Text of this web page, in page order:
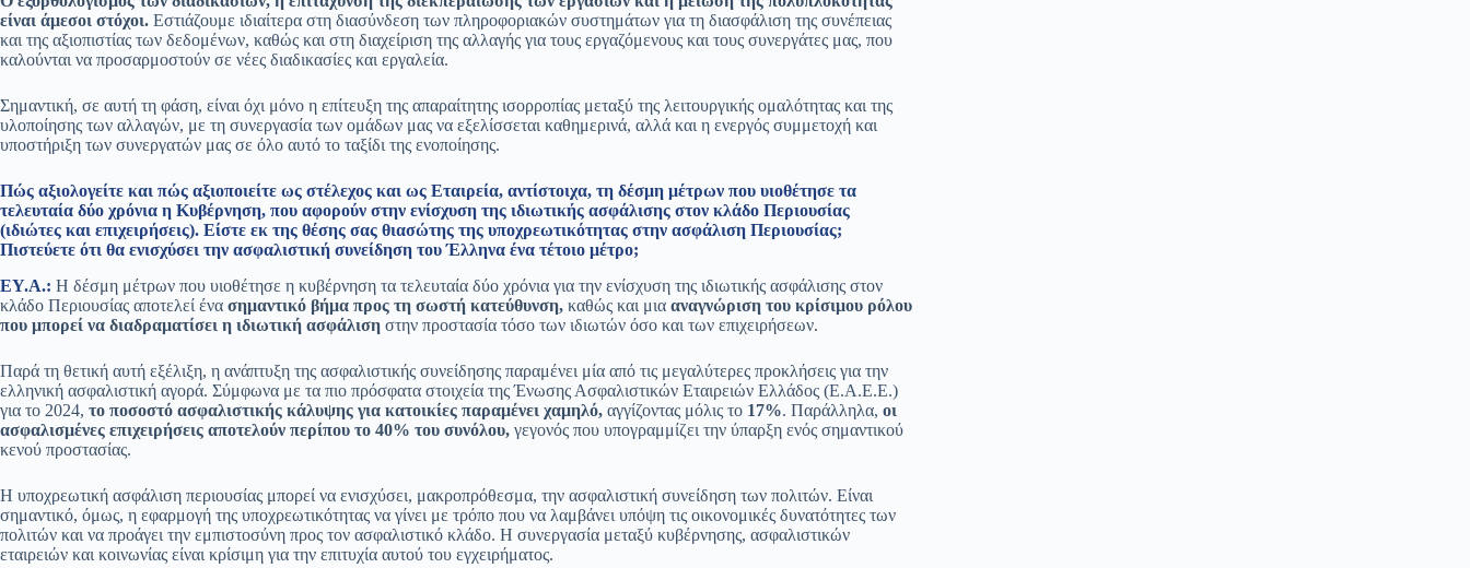
είναι άμεσοι στόχοι. Εστιάζουμε ιδιαίτερα στη διασύνδεση των πληροφοριακών συστημάτων για τη διασφάλιση της συνέπειας
και της αξιοπιστίας των δεδομένων, καθώς και στη διαχείριση της αλλαγής για τους εργαζόμενους και τους συνεργάτες μας, που
καλούνται να προσαρμοστούν σε νέες διαδικασίες και εργαλεία.
Σημαντική, σε αυτή τη φάση, είναι όχι μόνο η επίτευξη της απαραίτητης ισορροπίας μεταξύ της λειτουργικής ομαλότητας και της
υλοποίησης των αλλαγών, με τη συνεργασία των ομάδων μας να εξελίσσεται καθημερινά, αλλά και η ενεργός συμμετοχή και
υποστήριξη των συνεργατών μας σε όλο αυτό το ταξίδι της ενοποίησης.
Πώς αξιολογείτε και πώς αξιοποιείτε ως στέλεχος και ως Εταιρεία, αντίστοιχα, τη δέσμη μέτρων που υιοθέτησε τα
τελευταία δύο χρόνια η Κυβέρνηση, που αφορούν στην ενίσχυση της ιδιωτικής ασφάλισης στον κλάδο Περιουσίας
(ιδιώτες και επιχειρήσεις). Είστε εκ της θέσης σας θιασώτης της υποχρεωτικότητας στην ασφάλιση Περιουσίας;
Πιστεύετε ότι θα ενισχύσει την ασφαλιστική συνείδηση του Έλληνα ένα τέτοιο μέτρο;
ΕΥ.Α.: Η δέσμη μέτρων που υιοθέτησε η κυβέρνηση τα τελευταία δύο χρόνια για την ενίσχυση της ιδιωτικής ασφάλισης στον
κλάδο Περιουσίας αποτελεί ένα σημαντικό βήμα προς τη σωστή κατεύθυνση, καθώς και μια αναγνώριση του κρίσιμου ρόλου
που μπορεί να διαδραματίσει η ιδιωτική ασφάλιση στην προστασία τόσο των ιδιωτών όσο και των επιχειρήσεων.
Παρά τη θετική αυτή εξέλιξη, η ανάπτυξη της ασφαλιστικής συνείδησης παραμένει μία από τις μεγαλύτερες προκλήσεις για την
ελληνική ασφαλιστική αγορά. Σύμφωνα με τα πιο πρόσφατα στοιχεία της Ένωσης Ασφαλιστικών Εταιρειών Ελλάδος (Ε.Α.Ε.Ε.)
για το 2024, το ποσοστό ασφαλιστικής κάλυψης για κατοικίες παραμένει χαμηλό, αγγίζοντας μόλις το 17%. Παράλληλα, οι
ασφαλισμένες επιχειρήσεις αποτελούν περίπου το 40% του συνόλου, γεγονός που υπογραμμίζει την ύπαρξη ενός σημαντικού
κενού προστασίας.
Η υποχρεωτική ασφάλιση περιουσίας μπορεί να ενισχύσει, μακροπρόθεσμα, την ασφαλιστική συνείδηση των πολιτών. Είναι
σημαντικό, όμως, η εφαρμογή της υποχρεωτικότητας να γίνει με τρόπο που να λαμβάνει υπόψη τις οικονομικές δυνατότητες των
πολιτών και να προάγει την εμπιστοσύνη προς τον ασφαλιστικό κλάδο. Η συνεργασία μεταξύ κυβέρνησης, ασφαλιστικών
εταιρειών και κοινωνίας είναι κρίσιμη για την επιτυχία αυτού του εγχειρήματος.